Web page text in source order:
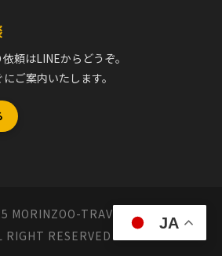
頼はLINEからどうぞ。
ご案内いたします。
MORINZOO-TRAVEL MONGOLIA,
RIGHT RESERVED
JA